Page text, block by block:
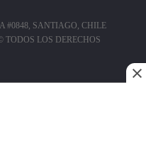
#0848, SANTIAGO, CHILE
TODOS LOS DERECHOS